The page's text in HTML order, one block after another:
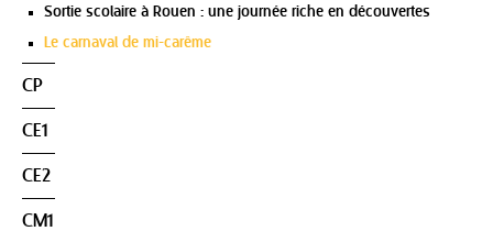
Sortie scolaire à Rouen : une journée riche en découvertes
Le carnaval de mi-carême
CP
CE1
CE2
CM1